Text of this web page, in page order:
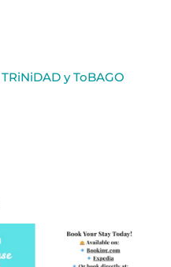
TRiNiDAD y ToBAGO